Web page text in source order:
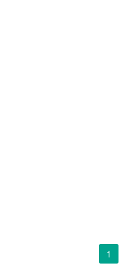
1